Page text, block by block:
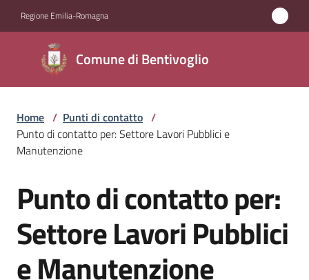
Regione Emilia-Romagna
Comune di Bentivoglio
Comune di
Bentivoglio
Amministrazione
Servizi
Vivere
Bentivoglio
Home / Punti di contatto /
Punto di contatto per: Settore Lavori Pubblici e
Manutenzione
Salta al contenuto
Punto di contatto per:
Settore Lavori Pubblici
e Manutenzione